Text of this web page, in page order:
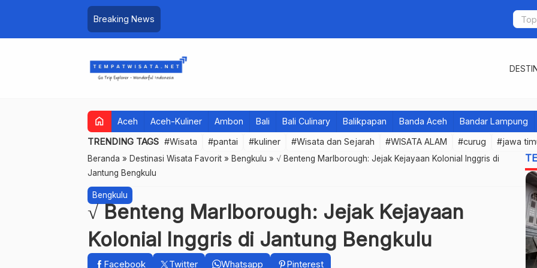
Breaking News
home Aceh Aceh-Kuliner Ambon Bali Bali Culinary Balikpapan Banda Aceh Bandar Lampung
TRENDING TAGS #Wisata #pantai #kuliner #Wisata dan Sejarah #WISATA ALAM #curug #jawa
Beranda » Destinasi Wisata Favorit » Bengkulu » √ Benteng Marlborough: Jejak Kejayaan Kolonial Inggris di
Jantung Bengkulu
Bengkulu
√ Benteng Marlborough: Jejak Kejayaan
Kolonial Inggris di Jantung Bengkulu
Facebook Twitter Whatsapp Pinterest